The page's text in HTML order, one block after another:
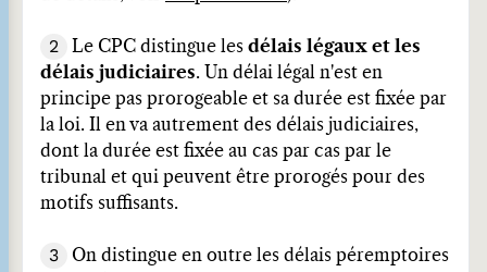
2 Le CPC distingue les délais légaux et les
délais judiciaires. Un délai légal n'est en
principe pas prorogeable et sa durée est fixée par
la loi. Il en va autrement des délais judiciaires,
dont la durée est fixée au cas par cas par le
tribunal et qui peuvent être prorogés pour des
motifs suffisants.
3
On distingue en outre les délais péremptoires